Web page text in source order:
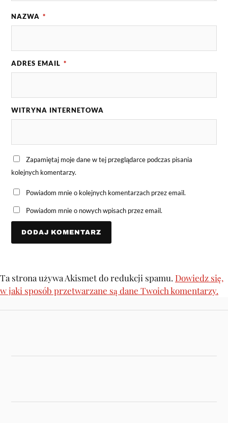
NAZWA *
ADRES EMAIL *
WITRYNA INTERNETOWA
Zapamiętaj moje dane w tej przeglądarce podczas pisania
kolejnych komentarzy.
Powiadom mnie o kolejnych komentarzach przez email.
Powiadom mnie o nowych wpisach przez email.
Ta strona używa Akismet do redukcji spamu. Dowiedz się,
w jaki sposób przetwarzane są dane Twoich komentarzy.